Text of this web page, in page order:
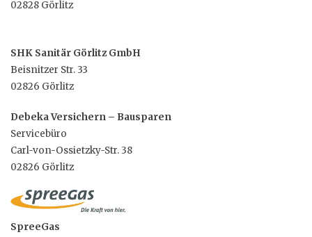
02828 Görlitz
SHK Sanitär Görlitz GmbH
Beisnitzer Str. 33
02826 Görlitz
Debeka Versichern – Bausparen
Servicebüro
Carl-von-Ossietzky-Str. 38
02826 Görlitz
SpreeGas